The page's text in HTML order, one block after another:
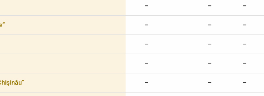
– – –
– – –
– – –
– – –
– – –